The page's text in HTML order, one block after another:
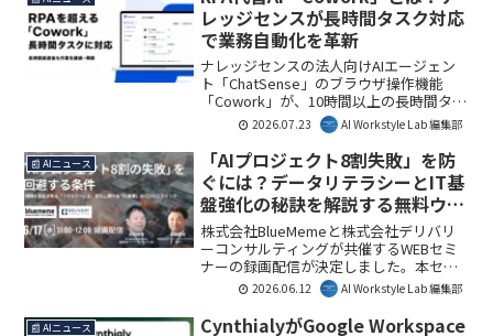
レッジセンスが長時間タスク対応
で業務自動化を革新
ナレッジセンスの法人向けAIエージェン
ト「ChatSense」のブラウザ操作機能
「Cowork」が、10時間以上の長時間タス
クに対応しました。これにより、企業は
途切れることなく複雑な業務を自動化で
き、RPAでは難しかった領域での効率化が
期待されます。AI Workstyle Lab編集部と
しては、AIによる業務自動化の可能性を
大きく広げる一歩と見ています。
2026.07.23 AI Workstyle Lab 編集部
📰 AIニュース
「AIプロジェクト8割失敗」を防
ぐには？データリテラシーとIT基
盤強化の秘訣を解説する無料ウェ
ビナー
株式会社BlueMemeと株式会社デリバリ
ーコンサルティングが共催するWEBセミ
ナーの録画配信が決定しました。本セミ
ナーでは、AIプロジェクトの成功に必要
な「データリテラシー」の向上と、変化
に強い「IT基盤」の構築について、具体的
2026.06.12 AI Workstyle Lab 編集部
📰 AIニュース
CynthialyがGoogle Workspace